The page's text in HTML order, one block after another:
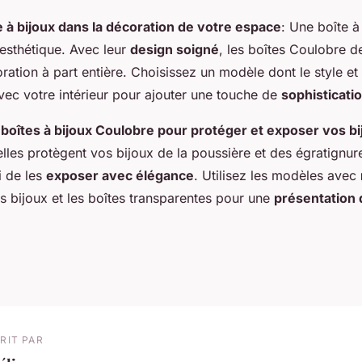
bijoux dans la décoration de votre espace: Une boîte
Avec leur design soigné, les boîtes Coulobre
à part entière. Choisissez un modèle dont le style
votre intérieur pour ajouter une touche de
à bijoux Coulobre pour protéger et exposer vos
protègent vos bijoux de la poussière et des
de les exposer avec élégance. Utilisez les modèles avec
bijoux et les boîtes transparentes pour une présentation
PAR